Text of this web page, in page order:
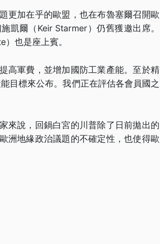
更加在乎的歐盟，也在布魯塞爾召開歐
凱爾（Keir Starmer）仍舊獲邀出席。
也是座上賓。
高軍費，並增加國防工業產能。至於精
目標來公布。我們正在評估各會員國之
來說，回鍋白宮的川普除了日前拋出的
洲地緣政治議題的不確定性，也使得歐